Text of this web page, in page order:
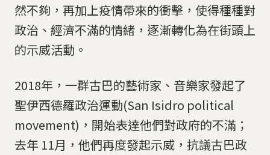
然不夠，再加上疫情帶來的衝擊，使得種種對
政治、經濟不滿的情緒，逐漸轉化為在街頭上
的示威活動。
2018年，一群古巴的藝術家、音樂家發起了
聖伊西德羅政治運動(San Isidro political
movement)，開始表達他們對政府的不滿；
去年 11月，他們再度發起示威，抗議古巴政